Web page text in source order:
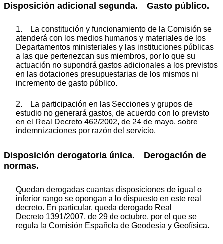
Disposición adicional segunda. Gasto público.
1. La constitución y funcionamiento de la Comisión se
atenderá con los medios humanos y materiales de los
Departamentos ministeriales y las instituciones públicas
a las que pertenezcan sus miembros, por lo que su
actuación no supondrá gastos adicionales a los previstos
en las dotaciones presupuestarias de los mismos ni
incremento de gasto público.
2. La participación en las Secciones y grupos de
estudio no generará gastos, de acuerdo con lo previsto
en el Real Decreto 462/2002, de 24 de mayo, sobre
indemnizaciones por razón del servicio.
Disposición derogatoria única. Derogación de
normas.
Quedan derogadas cuantas disposiciones de igual o
inferior rango se opongan a lo dispuesto en este real
decreto. En particular, queda derogado Real
Decreto 1391/2007, de 29 de octubre, por el que se
regula la Comisión Española de Geodesia y Geofísica.